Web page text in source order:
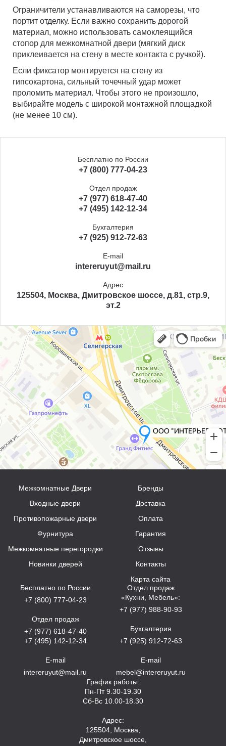
Ограничители устанавливаются на саморезы, что
портит отделку. Если важно сохранить дорогой
материал, можно использовать самоклеящийся
стопор для межкомнатной двери (мягкий диск
приклеивается на стену в месте контакта с ручкой).
Если фиксатор монтируется на стену из
гипсокартона, сильный точечный удар может
проломить материал. Чтобы этого не произошло,
выбирайте модель с широкой монтажной площадкой
(не менее 10 см).
Бесплатно по России
+7 (800) 777-04-23
Отдел продаж
+7 (977) 618-47-40
+7 (495) 142-12-34
Бухгалтерия
+7 (925) 912-72-63
E-mail
intereruyut@mail.ru
Адрес
125504, Москва, Дмитровское шоссе, д.81, стр.9,
эт.2
Межкомнатные Двери
Входные двери
Противопожарные двери
Фурнитура
Межкомнатные перегородки
Новинки дверей
Бренды
Доставка
Оплата
Гарантия
Отзывы
Контакты
Карта сайта
Бесплатно по России
+7 (800) 777-04-23
Отдел продаж
+7 (977) 618-47-40
+7 (495) 142-12-34
E-mail
intereruyut@mail.ru
Отдел продаж
«Кухни, Мебель»:
+7 (977) 988-90-93
Бухгалтерия
+7 (925) 912-72-63
E-mail
mebel@intereruyut.ru
График работы:
Пн-Пт 9.30-19.30
Сб-Вс 10.00-18.30
Адрес:
125504, Москва,
Дмитровское шоссе,